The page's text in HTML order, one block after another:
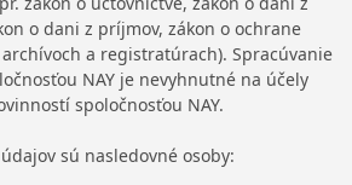
o dani z príjmov, zákon o ochrane
a registratúrach). Spracúvanie
NAY je nevyhnutné na účely
spoločnosťou NAY.
sú nasledovné osoby: